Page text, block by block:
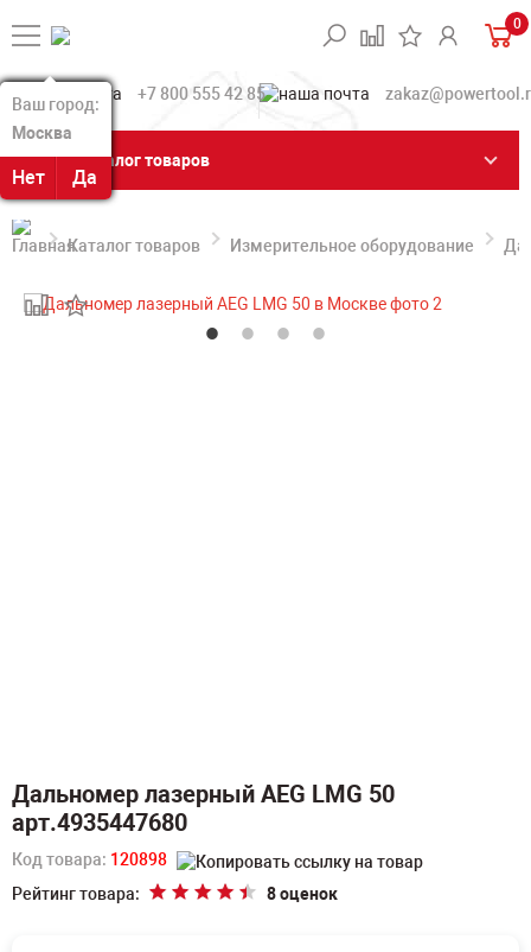
Ваш город:
Москва
Нет Да
Ваш город:
Москва
Нет Да
0
+7 800 555 42 85
Каталог товаров
Каталог товаров Измерительное оборудование
Дальномер лазерный AEG LMG 50
арт.4935447680
Код товара: 120898
Рейтинг товара:
8 оценок